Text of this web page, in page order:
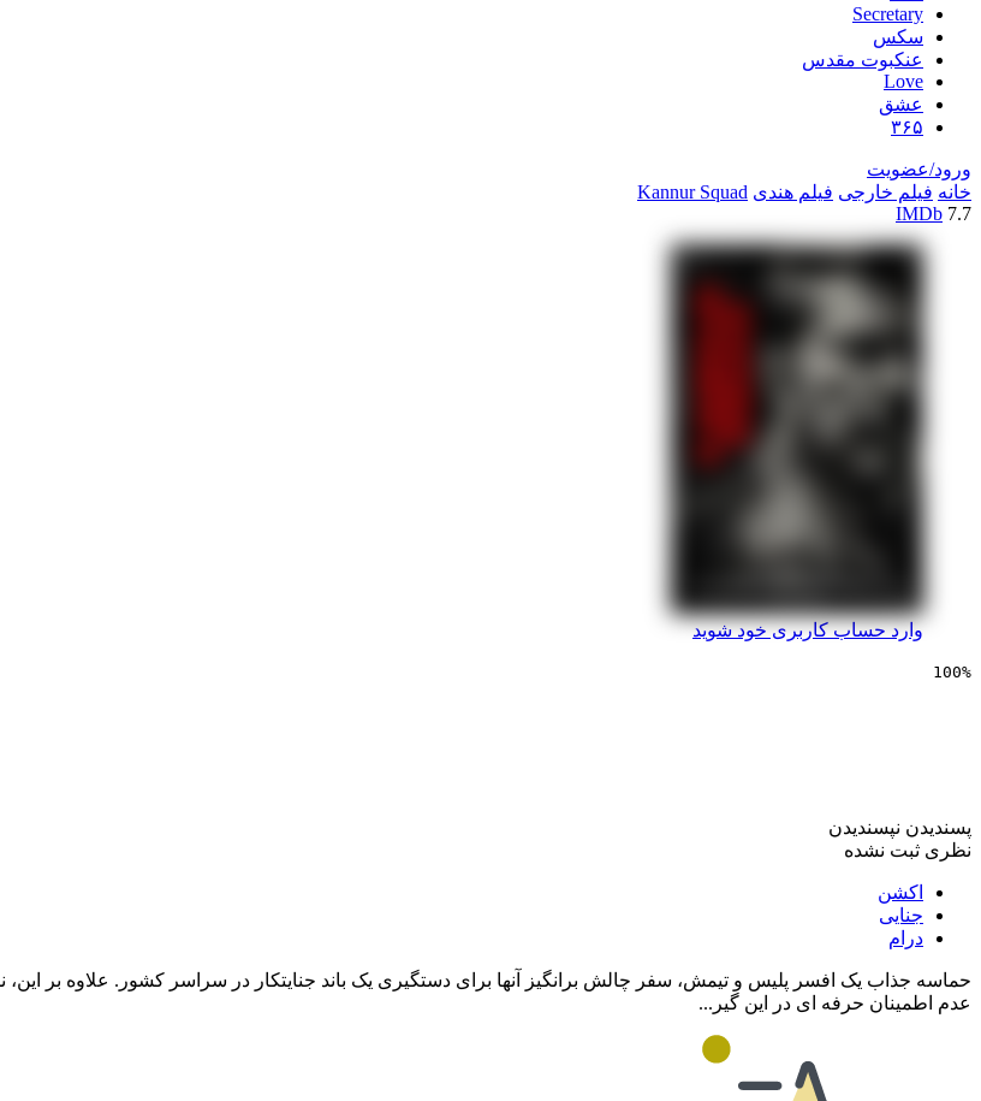
Secretary
سکس
عنکبوت مقدس
Love
عشق
۳۶۵
ورود/عضویت
خانه فیلم خارجی فیلم هندی Kannur Squad
IMDb 7.7
وارد حساب کاربری خود شوید
100%
پسندیدن نپسندیدن
نظری ثبت نشده
اکشن
جنایی
درام
حماسه جذاب یک افسر پلیس و تیمش، سفر چالش برانگیز آنها برای دستگیری یک باند جنایتکار در سراسر کشور. علاوه بر
عدم اطمینان حرفه ای در این گیر...